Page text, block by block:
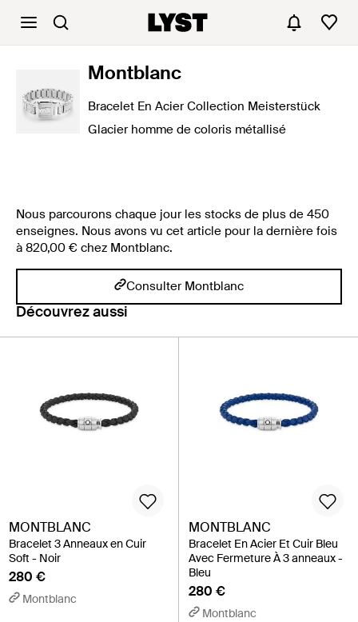
Montblanc
Bracelet En Acier Collection Meisterstück
Glacier homme de coloris métallisé
Nous parcourons chaque jour les stocks de plus de 450
enseignes. Nous avons vu cet article pour la dernière fois
à 820,00 € chez Montblanc.
Consulter Montblanc
Découvrez aussi
MONTBLANC
Bracelet 3 Anneaux en Cuir
Soft - Noir
280 €
Montblanc
MONTBLANC
Bracelet En Acier Et Cuir Bleu
Avec Fermeture À 3 anneaux -
Bleu
280 €
Montblanc